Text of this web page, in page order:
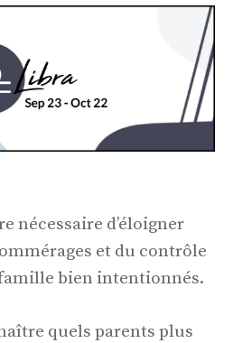
nécessaire d’éloigner
et du contrôle
bien intentionnés.
quels parents plus